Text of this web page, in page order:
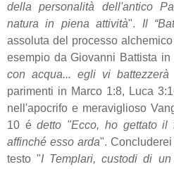
della personalità dell'antico
natura in piena attività". Il
assoluta del processo
esempio da Giovanni Battista in
con acqua... egli vi
parimenti in Marco 1:8, Luca
nell'apocrifo e meraviglioso
10 édetto "Ecco, ho gettato
affinché esso arda". Concluderei
testo "I Templari, custodi di un